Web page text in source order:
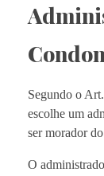
Segundo o
escolhe um
ser morador
O